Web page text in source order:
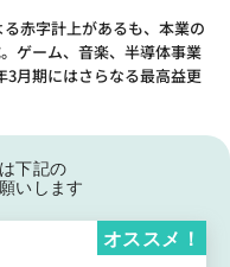
赤字計上があるも、本業の
ゲーム、音楽、半導体事業
3月期にはさらなる最高益更
下記の
いします
オススメ！